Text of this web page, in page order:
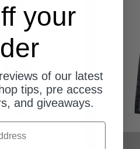
your
of our latest
tips, pre access
and giveaways.